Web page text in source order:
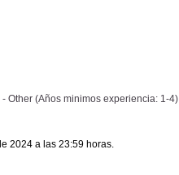
Other (Años minimos experiencia: 1-4)
2024 a las 23:59 horas.